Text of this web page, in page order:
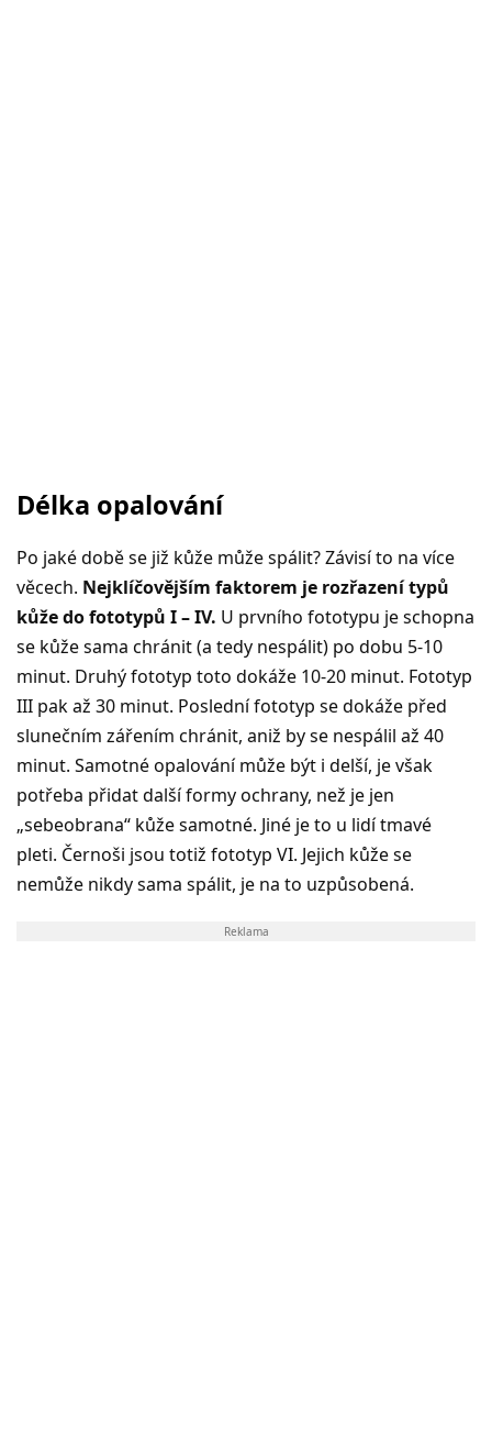
Délka opalování
Po jaké době se již kůže může spálit? Závisí to na více
věcech. Nejklíčovějším faktorem je rozřazení typů
kůže do fototypů I – IV. U prvního fototypu je schopna
se kůže sama chránit (a tedy nespálit) po dobu 5-10
minut. Druhý fototyp toto dokáže 10-20 minut. Fototyp
III pak až 30 minut. Poslední fototyp se dokáže před
slunečním zářením chránit, aniž by se nespálil až 40
minut. Samotné opalování může být i delší, je však
potřeba přidat další formy ochrany, než je jen
„sebeobrana“ kůže samotné. Jiné je to u lidí tmavé
pleti. Černoši jsou totiž fototyp VI. Jejich kůže se
nemůže nikdy sama spálit, je na to uzpůsobená.
Reklama